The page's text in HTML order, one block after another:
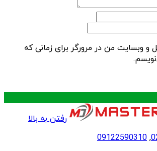
و وبسایت من در مرورگر برای زمانی که
رفتن به بالا
,
09122590310